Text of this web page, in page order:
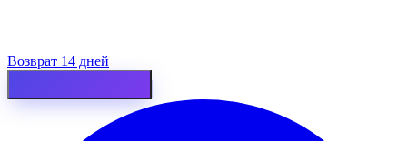
Возврат 14 дней